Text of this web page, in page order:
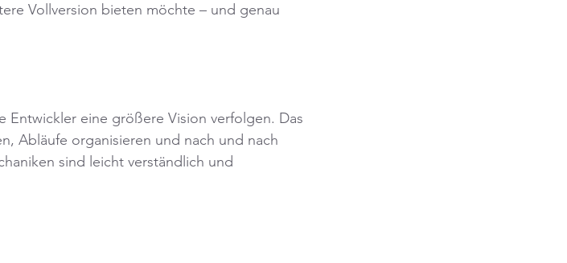
Vollversion bieten möchte – und genau
Entwickler eine größere Vision verfolgen. Das
Abläufe organisieren und nach und nach
sind leicht verständlich und